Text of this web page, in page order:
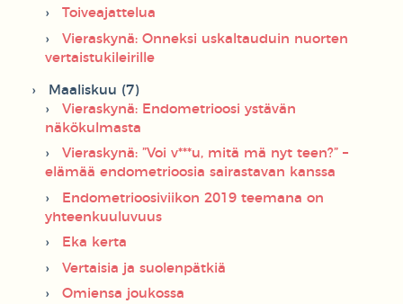
Toiveajattelua
Vieraskynä: Onneksi uskaltauduin nuorten
vertaistukileirille
Maaliskuu (7)
Vieraskynä: Endometrioosi ystävän
näkökulmasta
Vieraskynä: ”Voi v***u, mitä mä nyt teen?” –
elämää endometrioosia sairastavan kanssa
Endometrioosiviikon 2019 teemana on
yhteenkuuluvuus
Eka kerta
Vertaisia ja suolenpätkiä
Omiensa joukossa